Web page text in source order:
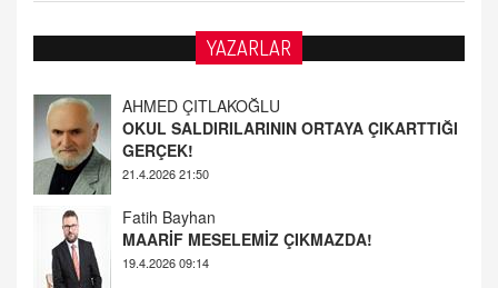
YAZARLAR
Fatih Bayhan
MAARİF MESELEMİZ ÇIKMAZDA!
19.4.2026 09:14
YUSUF YAVUZYILMAZ
EĞİTİM'DE ŞİDDET
19.4.2026 08:58